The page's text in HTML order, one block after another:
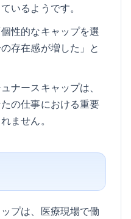
いるようです。
性的なキャップを選
存在感が増した」と
ナースキャップは、
の仕事における重要
ません。
プは、医療現場で働